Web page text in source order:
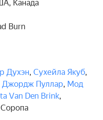
Канада
Burn
Духэн, Сухейла Якуб,
Джордж Пуллар, Мод
Van Den Brink,